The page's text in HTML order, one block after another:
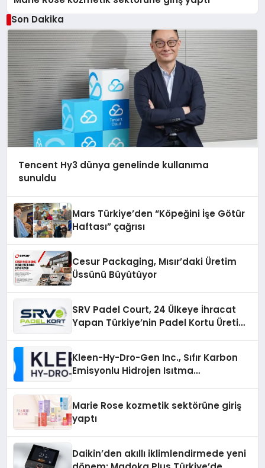
Son Dakika
Tencent Hy3 dünya genelinde kullanıma
sunuldu
Mars Türkiye’den “Köpeğini İşe Götür
Haftası” çağrısı
Cesur Packaging, Mısır’daki Üretim
Üssünü Büyütüyor
SRV Padel Court, 24 Ülkeye İhracat
Yapan Türkiye’nin Padel Kortu Üretim
Kleen-Hy-Dro-Gen Inc., Sıfır Karbon
Emisyonlu Hidrojen Isıtma
Marie Rose kozmetik sektörüne giriş
yaptı
Daikin’den akıllı iklimlendirmede yeni